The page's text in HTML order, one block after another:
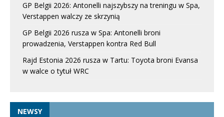
GP Belgii 2026: Antonelli najszybszy na treningu w Spa,
Verstappen walczy ze skrzynią
GP Belgii 2026 rusza w Spa: Antonelli broni
prowadzenia, Verstappen kontra Red Bull
Rajd Estonia 2026 rusza w Tartu: Toyota broni Evansa
w walce o tytuł WRC
NEWSY